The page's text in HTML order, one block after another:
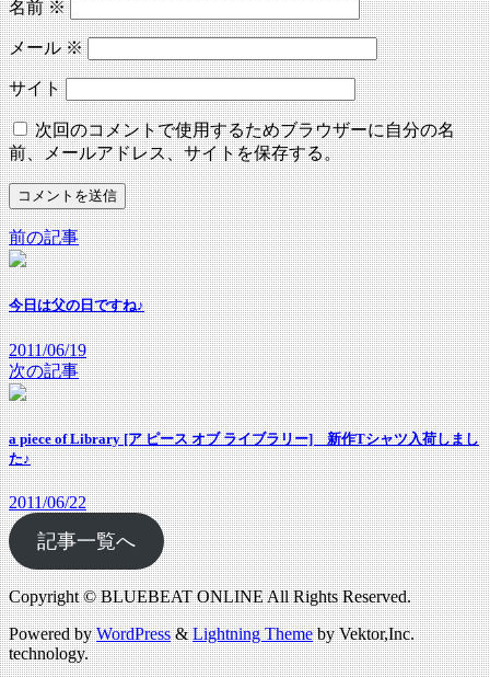
名前※
メール※
サイト
次回のコメントで使用するためブラウザーに自分の名
前、メールアドレス、サイトを保存する。
前の記事
今日は父の日ですね♪
2011/06/19
次の記事
a piece of Library [ア ピース オブ ライブラリー] 新作Tシャツ入荷しまし
た♪
2011/06/22
記事一覧へ
Copyright © BLUEBEAT ONLINE All Rights Reserved.
Powered byWordPress&Lightning Themeby Vektor,Inc.
technology.